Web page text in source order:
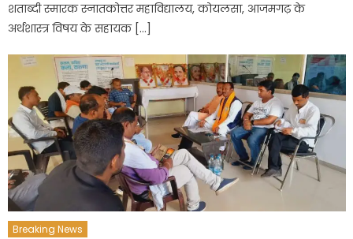
शताब्दी स्मारक स्नातकोत्तर महाविद्यालय, कोयलसा, आजमगढ़ के
अर्थशास्त्र विषय के सहायक […]
Breaking News